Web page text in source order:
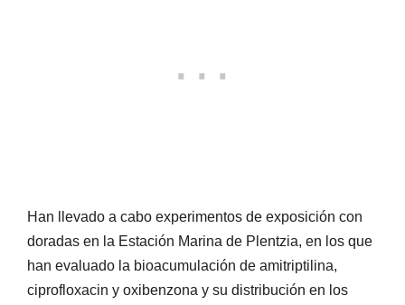
Han llevado a cabo experimentos de exposición con
doradas en la Estación Marina de Plentzia, en los que
han evaluado la bioacumulación de amitriptilina,
ciprofloxacin y oxibenzona y su distribución en los